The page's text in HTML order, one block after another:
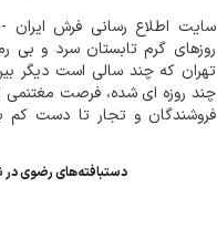
سایت اطلاع رسانی فرش ایران -
روزهای گرم تابستان سرد و بی
تهران که چند سالی است دیگر
چند روزه ای شده، فرصت مغتنمی
فروشندگان و تجار تا دست کم
دستبافته‌های رضوی در